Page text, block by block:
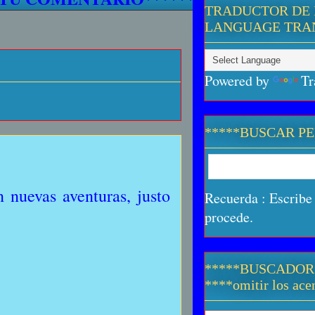
aventuras, justo
TRADUCTOR
LANGUAGE
Powered by
*****BUSCAR
Recuerda :
procede.
****omitir los